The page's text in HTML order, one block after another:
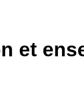
et